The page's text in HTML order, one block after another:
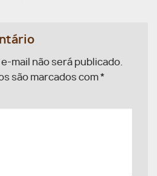
mail não será publicado.
são marcados com*